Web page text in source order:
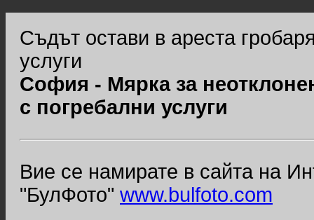
Съдът остави в ареста
услуги
София - Мярка за
с погребални услуги
Вие се намирате в сайта на
"БулФото" www.bulfoto.com